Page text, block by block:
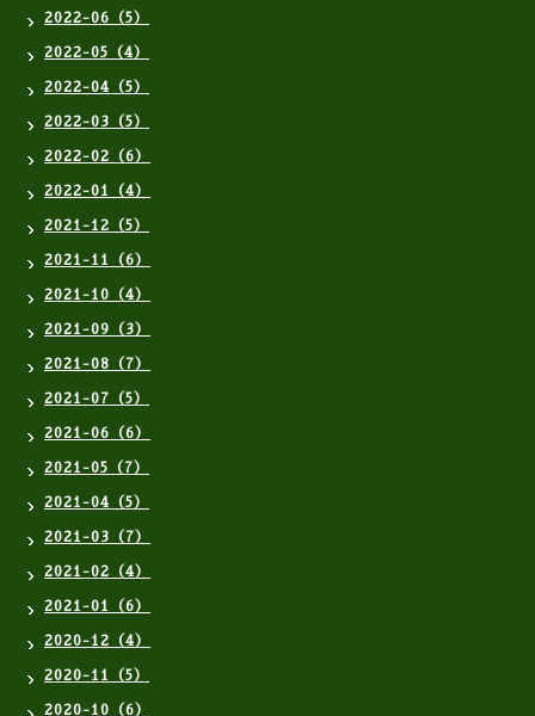
2022-06（5）
2022-05（4）
2022-04（5）
2022-03（5）
2022-02（6）
2022-01（4）
2021-12（5）
2021-11（6）
2021-10（4）
2021-09（3）
2021-08（7）
2021-07（5）
2021-06（6）
2021-05（7）
2021-04（5）
2021-03（7）
2021-02（4）
2021-01（6）
2020-12（4）
2020-11（5）
2020-10（6）